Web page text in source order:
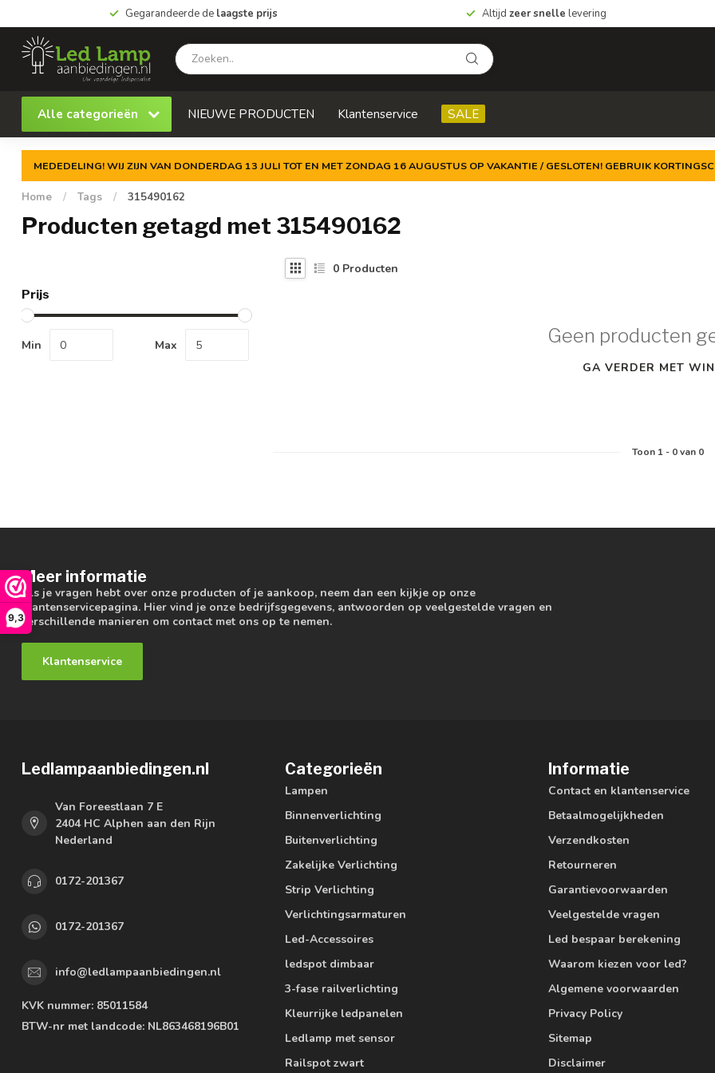
9,3
Gegarandeerde de laagste prijs Altijd zeer snelle levering
Alle categorieën NIEUWE PRODUCTEN Klantenservice SALE
MEDEDELING! WIJ ZIJN VAN DONDERDAG 13 JULI TOT EN MET ZONDAG 16 AUGUSTUS OP VAKANTIE / GESLOTEN! GEBRUIK
Home / Tags / 315490162
Producten getagd met 315490162
Prijs
Min Max
0 Producten
Geen producten
GA VERDER MET
Toon 1- 0van 0
Meer informatie
Als je vragen hebt over onze producten of je aankoop, neem dan een kijkje op onze
klantenservicepagina. Hier vind je onze bedrijfsgegevens, antwoorden op veelgestelde vragen en
verschillende manieren om contact met ons op te nemen.
Klantenservice
Ledlampaanbiedingen.nl
Van Foreestlaan 7 E
2404 HC Alphen aan den Rijn
Nederland
0172-201367
0172-201367
info@ledlampaanbiedingen.nl
KVK nummer: 85011584
BTW-nr met landcode: NL863468196B01
Categorieën
Lampen
Binnenverlichting
Buitenverlichting
Zakelijke Verlichting
Strip Verlichting
Verlichtingsarmaturen
Led-Accessoires
ledspot dimbaar
3-fase railverlichting
Kleurrijke ledpanelen
Ledlamp met sensor
Railspot zwart
Informatie
Contact en klantenservice
Betaalmogelijkheden
Verzendkosten
Retourneren
Garantievoorwaarden
Veelgestelde vragen
Led bespaar berekening
Waarom kiezen voor led?
Algemene voorwaarden
Privacy Policy
Sitemap
Disclaimer